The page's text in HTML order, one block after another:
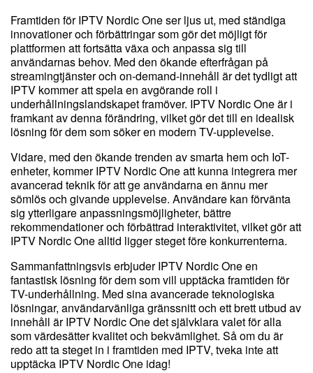
Framtiden för IPTV Nordic One ser ljus ut, med ständiga
innovationer och förbättringar som gör det möjligt för
plattformen att fortsätta växa och anpassa sig till
användarnas behov. Med den ökande efterfrågan på
streamingtjänster och on-demand-innehåll är det tydligt att
IPTV kommer att spela en avgörande roll i
underhållningslandskapet framöver. IPTV Nordic One är i
framkant av denna förändring, vilket gör det till en idealisk
lösning för dem som söker en modern TV-upplevelse.
Vidare, med den ökande trenden av smarta hem och IoT-
enheter, kommer IPTV Nordic One att kunna integrera mer
avancerad teknik för att ge användarna en ännu mer
sömlös och givande upplevelse. Användare kan förvänta
sig ytterligare anpassningsmöjligheter, bättre
rekommendationer och förbättrad interaktivitet, vilket gör att
IPTV Nordic One alltid ligger steget före konkurrenterna.
Sammanfattningsvis erbjuder IPTV Nordic One en
fantastisk lösning för dem som vill upptäcka framtiden för
TV-underhållning. Med sina avancerade teknologiska
lösningar, användarvänliga gränssnitt och ett brett utbud av
innehåll är IPTV Nordic One det självklara valet för alla
som värdesätter kvalitet och bekvämlighet. Så om du är
redo att ta steget in i framtiden med IPTV, tveka inte att
upptäcka IPTV Nordic One idag!